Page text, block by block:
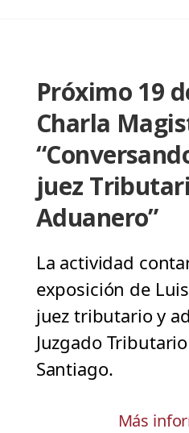
Próximo 19
Charla
juez
Aduanero”
La actividad
exposición de
juez tributario y
Juzgado
Santiago.
Más